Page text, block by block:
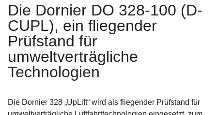
Die Dornier DO 328-100 (D-
CUPL), ein fliegender
Prüfstand für
umweltverträgliche
Technologien
Die Dornier 328 „UpLift“ wird als fliegender Prüfstand für